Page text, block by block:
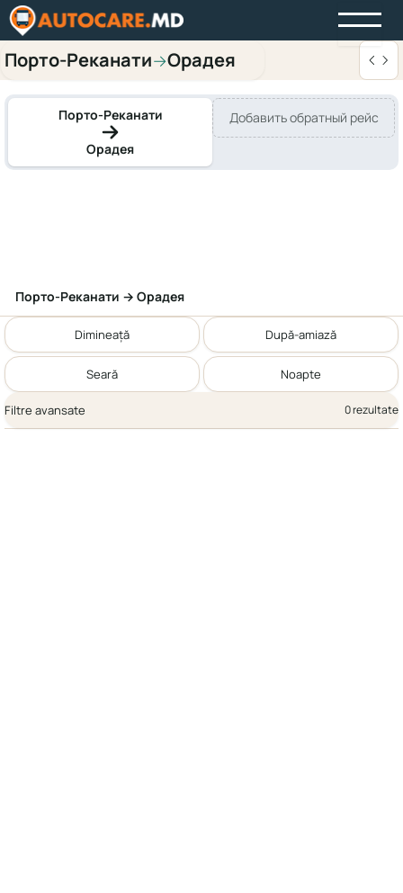
Порто-Реканати→Орадея
Порто-Реканати
Орадея
Добавить обратный рейс
Порто-Реканати → Орадея
Dimineață După-amiază
Seară Noapte
Filtre avansate 0 rezultate